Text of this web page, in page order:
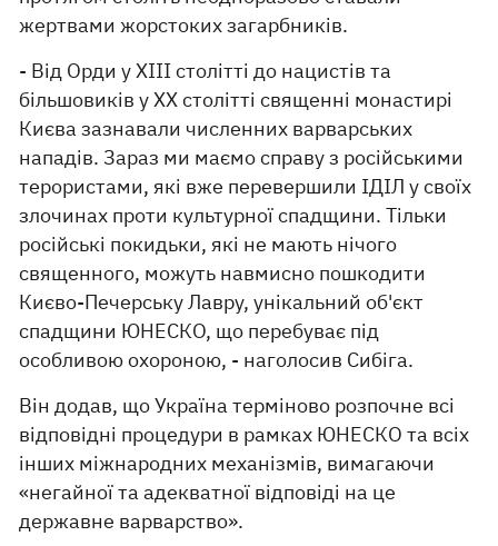
жертвами жорстоких загарбників.
- Від Орди у XIII столітті до нацистів та
більшовиків у XX столітті священні монастирі
Києва зазнавали численних варварських
нападів. Зараз ми маємо справу з російськими
терористами, які вже перевершили ІДІЛ у своїх
злочинах проти культурної спадщини. Тільки
російські покидьки, які не мають нічого
священного, можуть навмисно пошкодити
Києво-Печерську Лавру, унікальний об'єкт
спадщини ЮНЕСКО, що перебуває під
особливою охороною, - наголосив Сибіга.
Він додав, що Україна терміново розпочне всі
відповідні процедури в рамках ЮНЕСКО та всіх
інших міжнародних механізмів, вимагаючи
«негайної та адекватної відповіді на це
державне варварство».